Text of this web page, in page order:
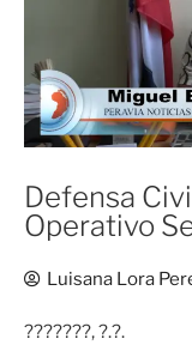
Defensa
Operativo
Luisana Lora
???????, ?.?.